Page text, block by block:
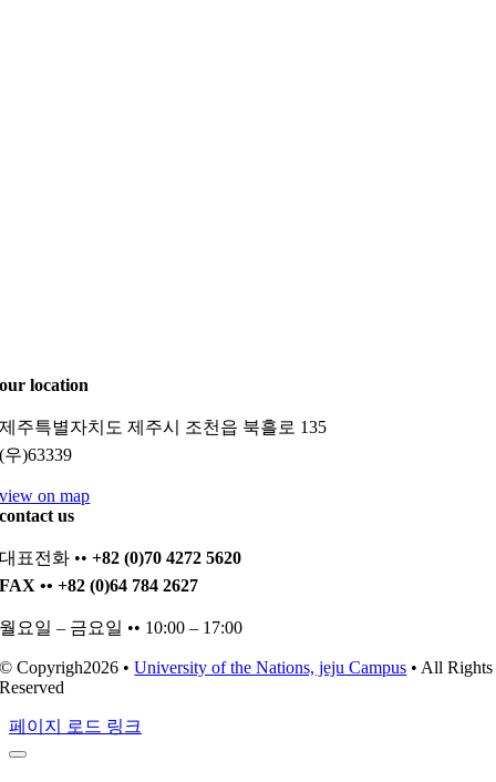
our location
제주특별자치도 제주시 조천읍 북흘로 135
(우)63339
view on map
contact us
대표전화 ••+82 (0)70 4272 5620
FAX •• +82 (0)64 784 2627
월요일 – 금요일 •• 10:00 – 17:00
© Copyrigh2026 •University of the Nations, jeju Campus • All Rights
Reserved
페이지 로드 링크